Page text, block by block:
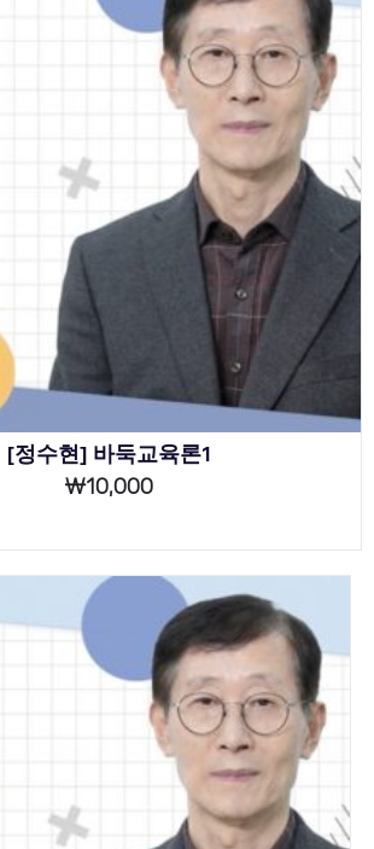
[정수현] 바둑교육론1
₩10,000